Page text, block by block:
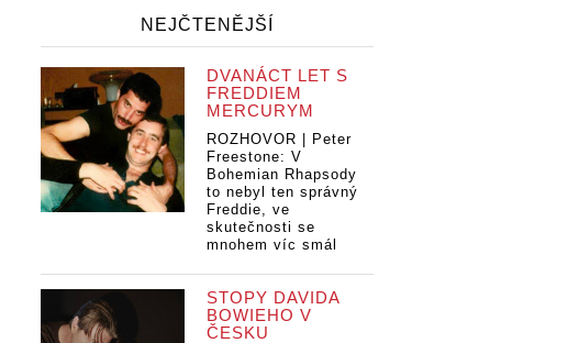
NEJČTENĚJŠÍ
DVANÁCT LET S
FREDDIEM
MERCURYM
ROZHOVOR | Peter
Freestone: V
Bohemian Rhapsody
to nebyl ten správný
Freddie, ve
skutečnosti se
mnohem víc smál
STOPY DAVIDA
BOWIEHO V
ČESKU